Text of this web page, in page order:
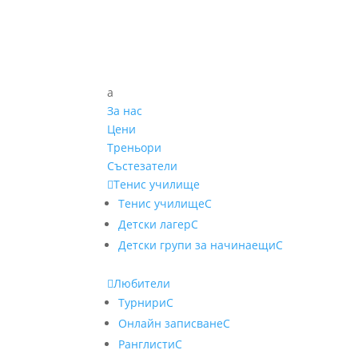
a
За нас
Цени
Треньори
Състезатели
Тенис училище
Тенис училищеC
Детски лагерC
Детски групи за начинаещиC
Любители
ТурнириC
Онлайн записванеC
РанглистиC